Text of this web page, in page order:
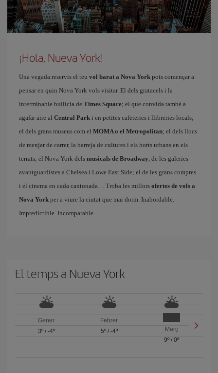
¡Hola, Nueva York!
Una vegada reservis el teu vol barat a Nova York pots començar a
pensar en quin Nova York vols visitar. El dels gratacels i la
interminable bullícia de Times Square; el que convida també a
agafar aire al Central Park i en petites cafeteries i llibreries locals;
el dels grans museus com el MOMA o el Metropolitan; el dels llocs
de menjar de carrer, la barreja de cultures i els horts urbans en els
terrats; el Nova York dels musicals de Broadway, de les galeries
avantguardistes a Chelsea i Lowe East Side; el de les grans compres
i el cinema en cada cantonada… Troba les millors ofertes de vols a
Nova York per a viure la ciutat que mai dorm. Inabordable.
Impredictible. Incomparable.
El temps a Nueva York
Gener
3º/ -4º
Febrer
5º/ -4º
Març
9º /0º